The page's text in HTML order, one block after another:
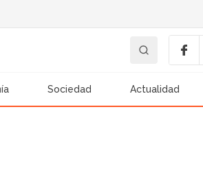
Sociedad Actualidad